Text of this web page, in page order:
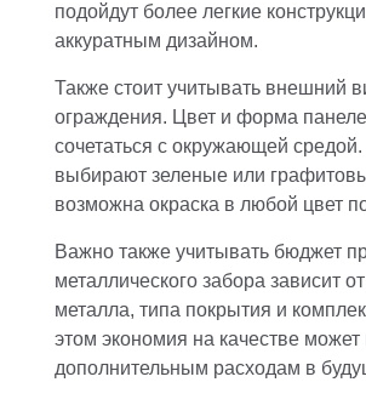
подойдут более легкие
аккуратным дизайном.
Также стоит учитывать внешний
ограждения. Цвет и форма
сочетаться с окружающей
выбирают зеленые или
возможна окраска в любой цвет
Важно также учитывать бюджет
металлического забора зависит
металла, типа покрытия и
этом экономия на качестве может
дополнительным расходам в